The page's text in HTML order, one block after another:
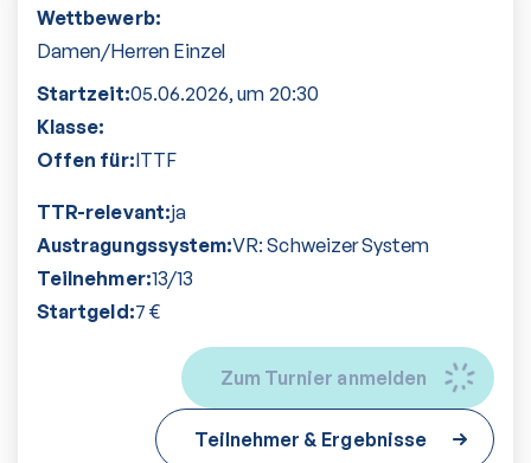
Wettbewerb:
Damen/Herren Einzel
Startzeit:05.06.2026, um 20:30
Klasse:
Offen für:ITTF
TTR-relevant:ja
Austragungssystem:VR: Schweizer System
Teilnehmer:13/13
Startgeld:7 €
Zum Turnier anmelden
Teilnehmer & Ergebnisse